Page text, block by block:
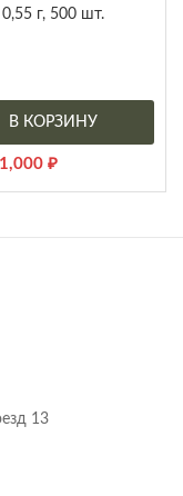
0,55 г, 500 шт.
В КОРЗИНУ
1,000 ₽
13